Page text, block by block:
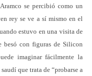
se percibió como un
rey se ve a sí mismo en el
estuvo en una visita de
besó con figuras de Silicon
imaginar fácilmente la
que trata de “probarse a